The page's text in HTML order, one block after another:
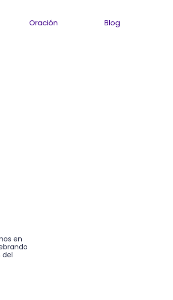
Oración Blog
en
del